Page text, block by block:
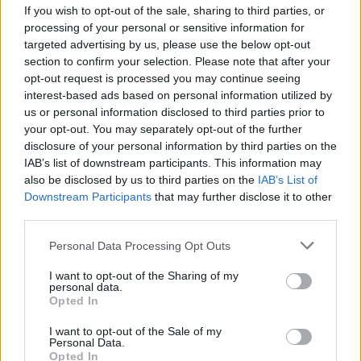
If you wish to opt-out of the sale, sharing to third parties, or
processing of your personal or sensitive information for
targeted advertising by us, please use the below opt-out
section to confirm your selection. Please note that after your
opt-out request is processed you may continue seeing
interest-based ads based on personal information utilized by
us or personal information disclosed to third parties prior to
your opt-out. You may separately opt-out of the further
disclosure of your personal information by third parties on the
IAB’s list of downstream participants. This information may
also be disclosed by us to third parties on the IAB’s List of
Downstream Participants that may further disclose it to other
Please note that this website/app uses one or more Google
not limited to your visit or usage behaviour. You may click to
grant or deny consent to Google and its third-party tags to
use your data for below specified purposes in below Google
consent section.
Personal Data Processing Opt Outs
I want to opt-out of the Sharing of my
personal data.
Opted In
I want to opt-out of the Sale of my
Personal Data.
Opted In
amate dell’estate 2026
Nuovi posti auto in via La Marmora, parcheggio
provvisorio a La Maddalena
Allarme truffe a Berchidda, falsi incaricati
bussano alle porte
Notre-Dame de Paris conquista Olbia, la prima
al Molo Brin è un successo